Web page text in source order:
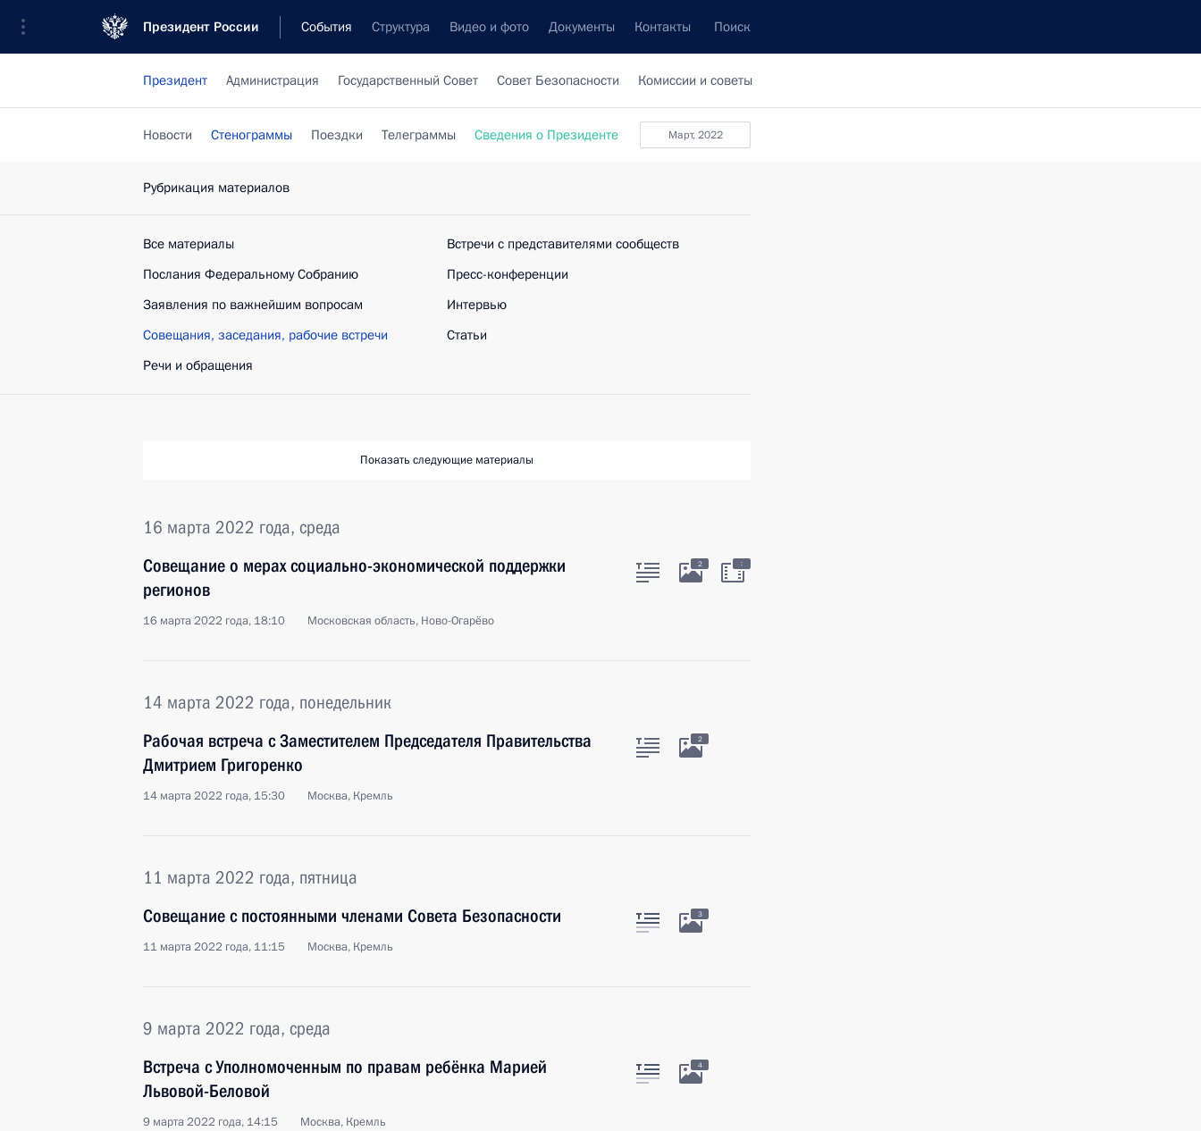
Президент России События Структура Видео и фото Документы Контакты Поиск
Президент Администрация Государственный Совет Совет Безопасности Комиссии и советы
март, 2022
Новости Стенограммы Поездки Телеграммы Сведения о Президенте
Рубрикация материалов
Все материалы
Послания Федеральному Собранию
Заявления по важнейшим вопросам
Совещания, заседания, рабочие встречи
Речи и обращения
Встречи с представителями сообществ
Пресс-конференции
Интервью
Статьи
Показать следующие материалы
16 марта 2022 года, среда
Совещание о мерах социально-экономической поддержки
регионов
16 марта 2022 года, 18:10 Московская область, Ново-Огарёво
2 :
14 марта 2022 года, понедельник
Рабочая встреча с Заместителем Председателя Правительства
Дмитрием Григоренко
14 марта 2022 года, 15:30 Москва, Кремль
2
11 марта 2022 года, пятница
Совещание с постоянными членами Совета Безопасности
11 марта 2022 года, 11:15 Москва, Кремль
3
9 марта 2022 года, среда
Встреча с Уполномоченным по правам ребёнка Марией
Львовой-Беловой
9 марта 2022 года, 14:15 Москва, Кремль
4